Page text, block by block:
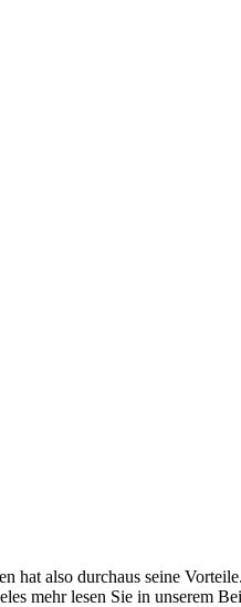
also durchaus seine
mehr lesen Sie in unserem